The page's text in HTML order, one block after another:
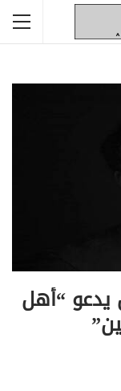
يدعو “أهل